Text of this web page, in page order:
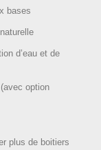
bases
d’eau et de
(avec option
plus de boitiers